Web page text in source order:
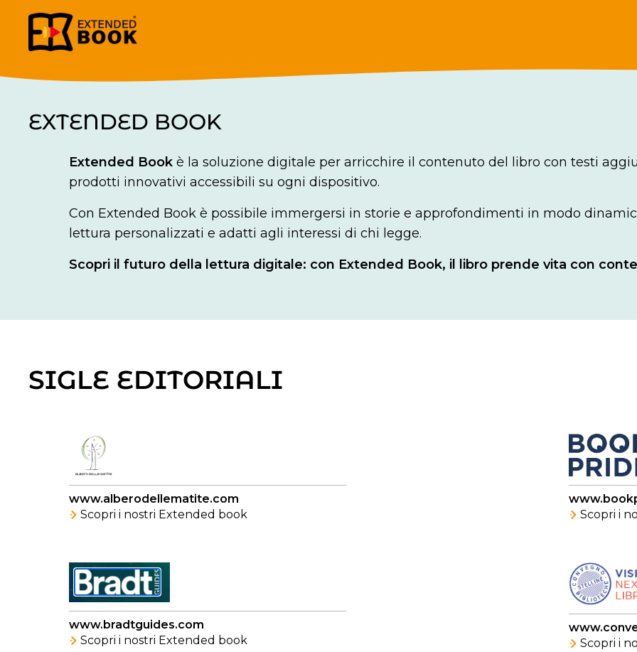
EXTENDED BOOK
Extended Book è la soluzione digitale per arricchire il contenuto del libro con testi
prodotti innovativi accessibili su ogni dispositivo.
Con Extended Book è possibile immergersi in storie e approfondimenti in modo
lettura personalizzati e adatti agli interessi di chi legge.
Scopri il futuro della lettura digitale: con Extended Book, il libro prende vita con
SIGLE EDITORIALI
www.alberodellematite.com
Scopri i nostri Extended book
Scopri i
www.bradtguides.com
Scopri i nostri Extended book
Scopri i